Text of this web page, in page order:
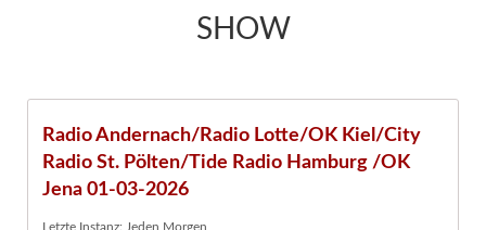
SHOW
Radio Andernach/Radio Lotte/OK Kiel/City
Radio St. Pölten/Tide Radio Hamburg /OK
Jena 01-03-2026
Letzte Instanz: Jeden Morgen